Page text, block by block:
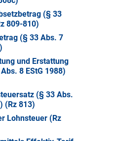
(§ 33
809-810)
(§ 33 Abs. 7
und Erstattung
8 EStG 1988)
(§ 33 Abs.
(Rz 813)
Lohnsteuer (Rz